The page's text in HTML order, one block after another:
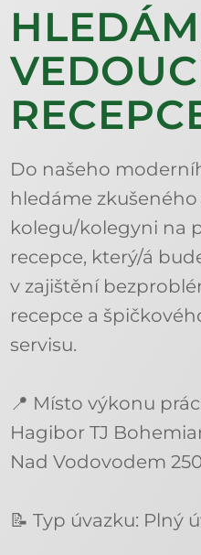
Do našeho
hledáme
kolegu/kolegyni na
recepce, který/á
v zajištění
recepce a
servisu.
📍 Místo výkonu
Hagibor TJ
Nad Vodovodem
📝 Typ úvazku: Plný